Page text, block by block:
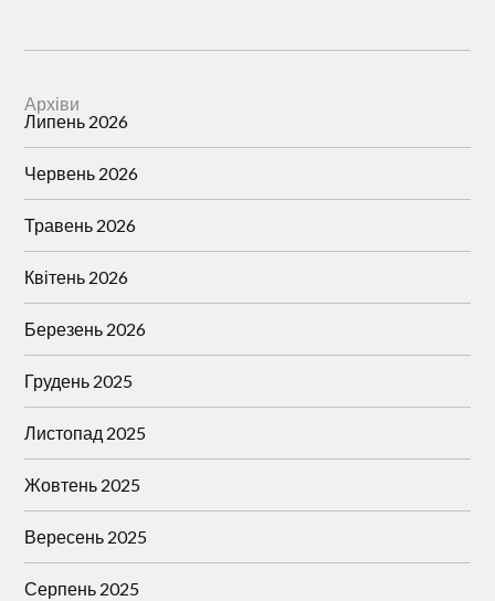
Архіви
Липень 2026
Червень 2026
Травень 2026
Квітень 2026
Березень 2026
Грудень 2025
Листопад 2025
Жовтень 2025
Вересень 2025
Серпень 2025